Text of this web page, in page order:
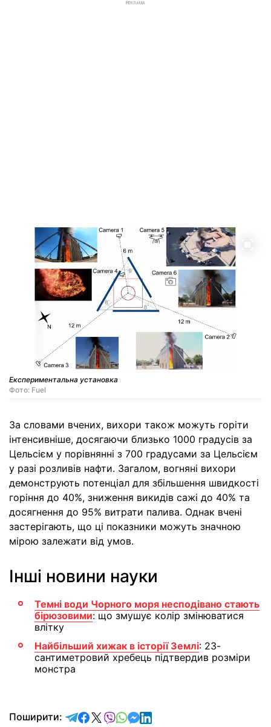
РЕКЛАМА
Експериментальна установка
Фото: Fuel
За словами вчених, вихори також можуть горіти
інтенсивніше, досягаючи близько 1000 градусів за
Цельсієм у порівнянні з 700 градусами за Цельсієм
у разі розливів нафти. Загалом, вогняні вихори
демонструють потенціал для збільшення швидкості
горіння до 40%, зниження викидів сажі до 40% та
досягнення до 95% витрати палива. Однак вчені
застерігають, що ці показники можуть значною
мірою залежати від умов.
Інші новини науки
Темні води Чорного моря несподівано стають
бірюзовими: що змушує колір змінюватися
влітку
Найбільший хижак в історії Землі: 23-
сантиметровий хребець підтвердив розміри
монстра
Поширити: відправити у Telegram
поділитись у Facebook
поділитись у X
відправити у Viber
відправити у Whatsapp
відправити у Messenger
відправити у LinkedIn